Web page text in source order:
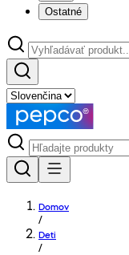
Ostatné
Domov
/
Deti
/